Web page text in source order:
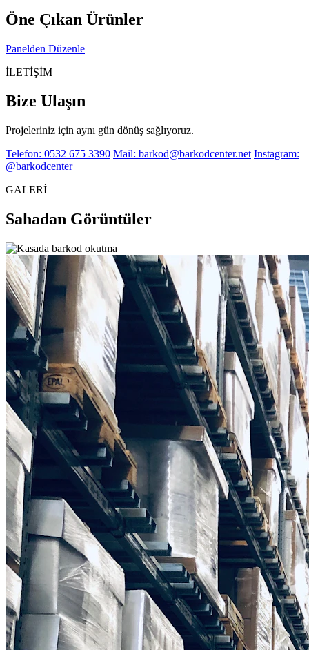
Öne Çıkan Ürünler
Panelden Düzenle
İLETİŞİM
Bize Ulaşın
Projeleriniz için aynı gün dönüş sağlıyoruz.
Telefon: 0532 675 3390 Mail: barkod@barkodcenter.net Instagram:
@barkodcenter
GALERİ
Sahadan Görüntüler